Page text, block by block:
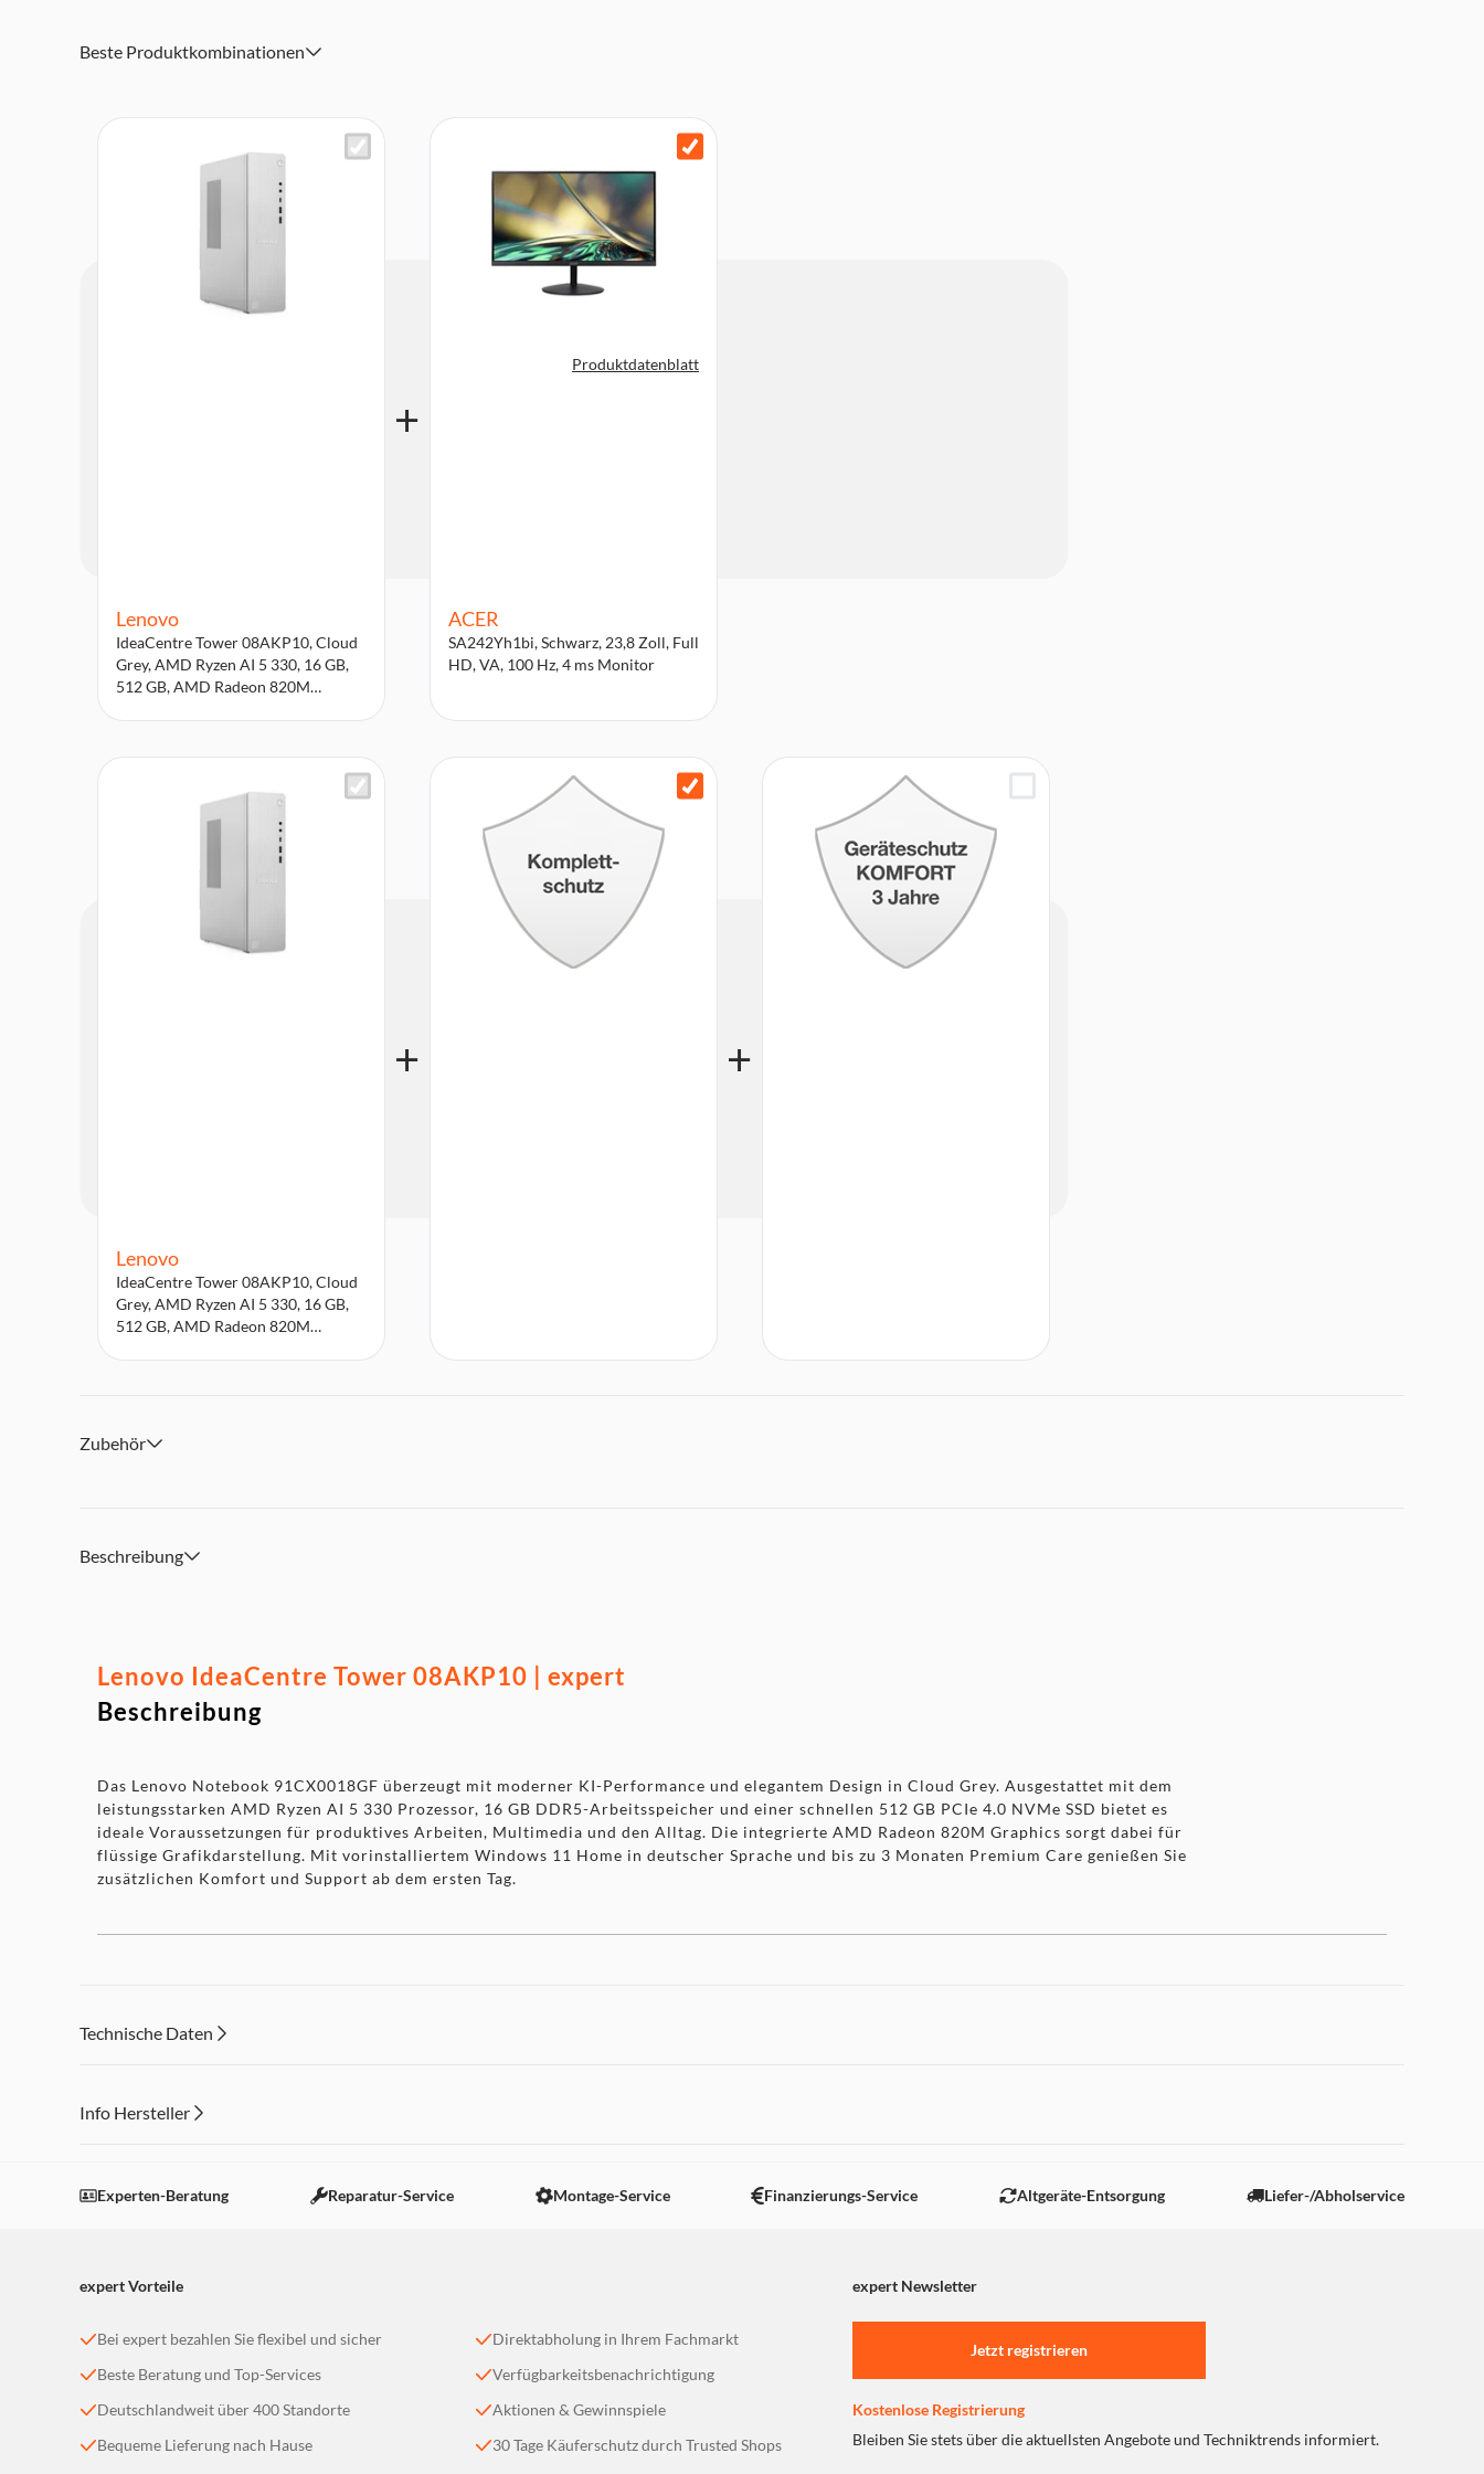
Windows 11 Home
Beste Produktkombinationen
Lenovo
IdeaCentre Tower 08AKP10, Cloud
Grey, AMD Ryzen AI 5 330, 16 GB,
512 GB, AMD Radeon 820M
Produktdatenblatt
ACER
SA242Yh1bi, Schwarz, 23,8 Zoll, Full
HD, VA, 100 Hz, 4 ms Monitor
Lenovo
IdeaCentre Tower 08AKP10, Cloud
Grey, AMD Ryzen AI 5 330, 16 GB,
512 GB, AMD Radeon 820M
Zubehör
Beschreibung
Lenovo IdeaCentre Tower 08AKP10 | expert
Beschreibung
Das Lenovo Notebook 91CX0018GF überzeugt mit moderner KI-Performance und elegantem Design in Cloud Grey. Ausgestattet mit dem
leistungsstarken AMD Ryzen AI 5 330 Prozessor, 16 GB DDR5-Arbeitsspeicher und einer schnellen 512 GB PCIe 4.0 NVMe SSD bietet es
ideale Voraussetzungen für produktives Arbeiten, Multimedia und den Alltag. Die integrierte AMD Radeon 820M Graphics sorgt dabei für
flüssige Grafikdarstellung. Mit vorinstalliertem Windows 11 Home in deutscher Sprache und bis zu 3 Monaten Premium Care genießen Sie
zusätzlichen Komfort und Support ab dem ersten Tag.
Technische Daten
Info Hersteller
Einstellungen anpassen
Experten-Beratung Reparatur-Service Montage-Service Finanzierungs-Service Altgeräte-Entsorgung Liefer-/Abholservice
expert Vorteile expert Newsletter
Bei expert bezahlen Sie flexibel und sicher
Beste Beratung und Top-Services
Deutschlandweit über 400 Standorte
Bequeme Lieferung nach Hause
Direktabholung in Ihrem Fachmarkt
Verfügbarkeitsbenachrichtigung
Aktionen & Gewinnspiele
30 Tage Käuferschutz durch Trusted Shops
Jetzt registrieren
Kostenlose Registrierung
Bleiben Sie stets über die aktuellsten Angebote und Techniktrends informiert.